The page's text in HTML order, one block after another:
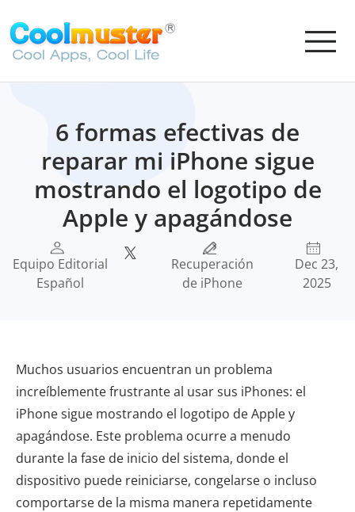
6 formas efectivas de
reparar mi iPhone sigue
mostrando el logotipo de
Apple y apagándose
Equipo Editorial
Español
Recuperación
de iPhone
Dec 23,
2025
Muchos usuarios encuentran un problema
increíblemente frustrante al usar sus iPhones: el
iPhone sigue mostrando el logotipo de Apple y
apagándose. Este problema ocurre a menudo
durante la fase de inicio del sistema, donde el
dispositivo puede reiniciarse, congelarse o incluso
comportarse de la misma manera repetidamente